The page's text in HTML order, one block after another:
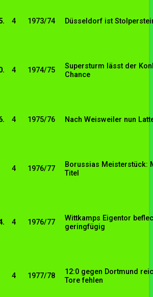
4 1973/74 Düsseldorf ist
4 1974/75
Supersturm lässt der
Chance
4 1975/76 Nach Weisweiler nun
4 1976/77
Borussias Meisterstück:
Titel
4 1976/77
Wittkamps Eigentor
geringfügig
4 1977/78
12:0 gegen Dortmund
Tore fehlen